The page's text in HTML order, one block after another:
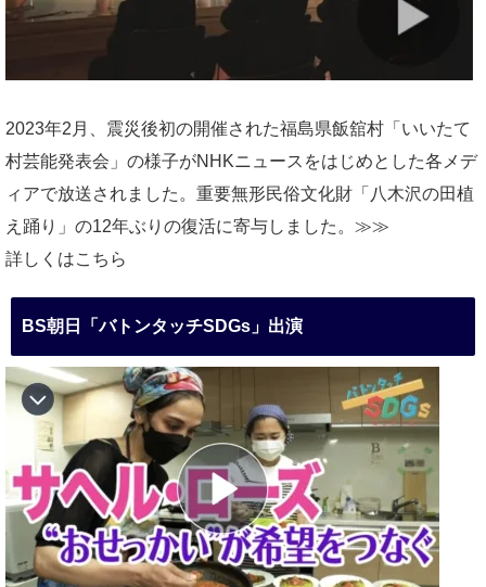
2023年2月、震災後初の開催された福島県飯舘村「いいたて
村芸能発表会」の様子がNHKニュースをはじめとした各メデ
ィアで放送されました。重要無形民俗文化財「八木沢の田植
え踊り」の12年ぶりの復活に寄与しました。≫≫
詳しくはこちら
BS朝日「バトンタッチSDGs」出演